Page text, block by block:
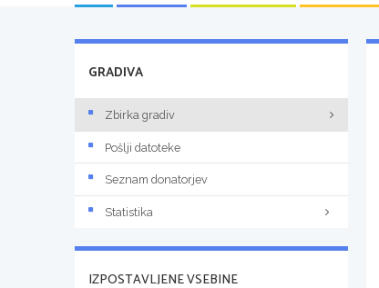
GRADIVA
Zbirka gradiv
Pošlji datoteke
Seznam donatorjev
Statistika
IZPOSTAVLJENE VSEBINE